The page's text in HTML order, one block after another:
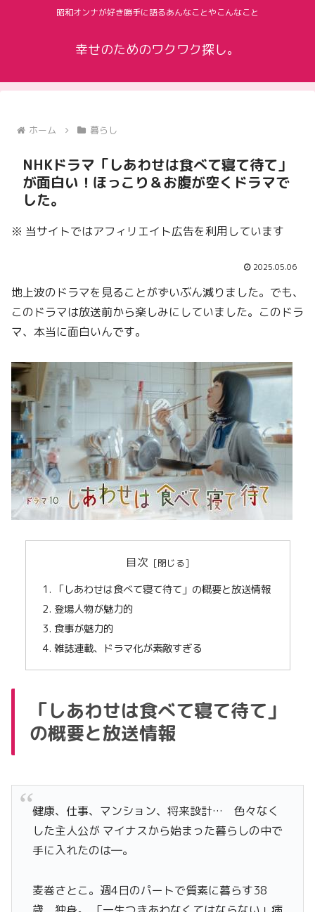
昭和オンナが好き勝手に語るあんなことやこんなこと
幸せのためのワクワク探し。
ホーム 暮らし
NHKドラマ「しあわせは食べて寝て待て」
が面白い！ほっこり＆お腹が空くドラマで
した。
※ 当サイトではアフィリエイト広告を利用しています
2025.05.06
地上波のドラマを見ることがずいぶん減りました。でも、
このドラマは放送前から楽しみにしていました。このドラ
マ、本当に面白いんです。
目次
「しあわせは食べて寝て待て」の概要と放送情報
登場人物が魅力的
食事が魅力的
雑誌連載、ドラマ化が素敵すぎる
「しあわせは食べて寝て待て」
の概要と放送情報
健康、仕事、マンション、将来設計… 色々なく
した主人公が マイナスから始まった暮らしの中で
手に入れたのは―。
麦巻さとこ。週4日のパートで質素に暮らす38